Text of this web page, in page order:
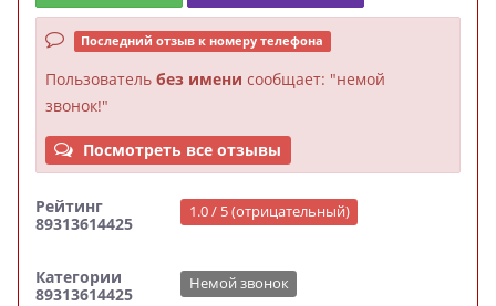
Последний отзыв к номеру телефона
Пользователь без имени сообщает: "немой
звонок!"
Посмотреть все отзывы
Рейтинг
89313614425
1.0 / 5 (отрицательный)
Категории
89313614425
Немой звонок